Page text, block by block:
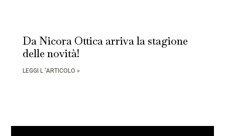
Da Nicora Ottica arriva la stagione
delle novità!
LEGGI L 'ARTICOLO »